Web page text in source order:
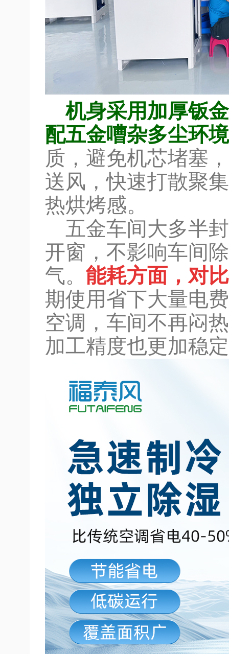
机身采用加厚钣
配五金嘈杂多尘环境
质，避免机芯堵塞
送风，快速打散聚
热烘烤感。
五金车间大多半
开窗，不影响车间
气。 能耗方面，对
期使用省下大量电
空调，车间不再闷
加工精度也更加稳